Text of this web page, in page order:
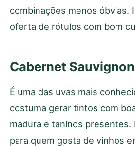
combinações menos óbvias.
oferta de rótulos com bom
Cabernet Sauvignon
É uma das uvas mais
costuma gerar tintos com
madura e taninos presentes.
para quem gosta de vinhos